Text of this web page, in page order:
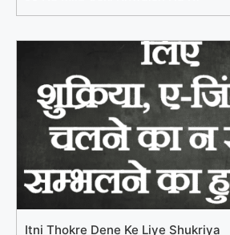
Itni Thokre Dene Ke Liye Shukriya